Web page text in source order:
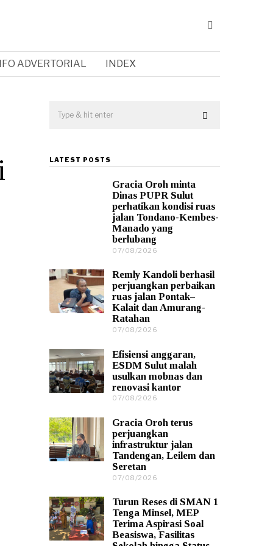
ADVERTORIAL INDEX
LATEST POSTS
Gracia Oroh minta
Dinas PUPR Sulut
perhatikan kondisi ruas
jalan Tondano-Kembes-
Manado yang
berlubang
07/08/2026
0
8
/
2
Remly Kandoli berhasil
perjuangkan perbaikan
ruas jalan Pontak–
Kalait dan Amurang-
Ratahan
07/08/2026
0
8
/
2
Efisiensi anggaran,
ESDM Sulut malah
usulkan mobnas dan
renovasi kantor
07/08/2026
0
8
/
2
Gracia Oroh terus
perjuangkan
infrastruktur jalan
Tandengan, Leilem dan
Seretan
07/08/2026
0
8
/
2
Turun Reses di SMAN 1
Tenga Minsel, MEP
Terima Aspirasi Soal
Beasiswa, Fasilitas